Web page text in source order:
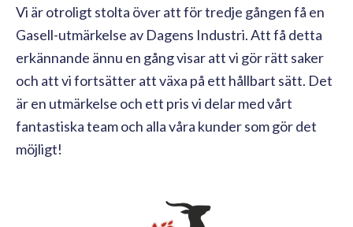
Vi är otroligt stolta över att för tredje gången få en
Gasell-utmärkelse av Dagens Industri. Att få detta
erkännande ännu en gång visar att vi gör rätt saker
och att vi fortsätter att växa på ett hållbart sätt. Det
är en utmärkelse och ett pris vi delar med vårt
fantastiska team och alla våra kunder som gör det
möjligt!